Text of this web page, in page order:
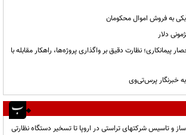
آبکی به فروش اموال محکومان
دلار
پیمانکاری؛ نظارت دقیق بر واگذاری پروژه‌ها، راهکار مقابله با
خبرنگار پرس‌تی‌وی
و تاسیس شرکتهای تراستی در اروپا تا تسخیر دستگاه نظارتی